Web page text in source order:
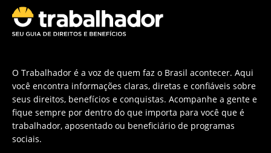
O Trabalhador é a voz de quem faz o Brasil acontecer. Aqui
você encontra informações claras, diretas e confiáveis sobre
seus direitos, benefícios e conquistas. Acompanhe a gente e
fique sempre por dentro do que importa para você que é
trabalhador, aposentado ou beneficiário de programas
sociais.